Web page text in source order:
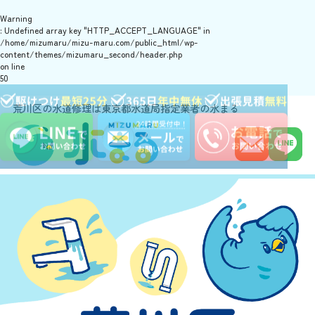
Warning
: Undefined array key "HTTP_ACCEPT_LANGUAGE" in
/home/mizumaru/mizu-maru.com/public_html/wp-
content/themes/mizumaru_second/header.php
on line
50
荒川区の水道修理は東京都水道局指定業者の水まる